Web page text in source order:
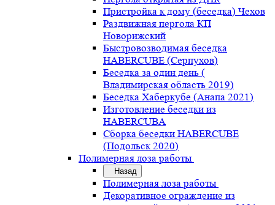
Пристройка к дому (беседка) Чехов
Раздвижная пергола КП
Новорижский
Быстровозводимая беседка
HABERCUBE (Серпухов)
Беседка за один день (
Владимирская область 2019)
Беседка Хаберкубе (Анапа 2021)
Изготовление беседки из
HABERCUBA
Сборка беседки HABERCUBE
(Подольск 2020)
Полимерная лоза работы
Назад
Полимерная лоза работы
Декоративное ограждение из